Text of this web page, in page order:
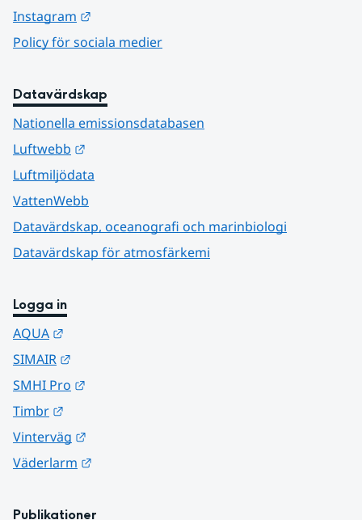
Instagram
Policy för sociala medier
Datavärdskap
Nationella emissionsdatabasen
Luftwebb
Luftmiljödata
VattenWebb
Datavärdskap, oceanografi och marinbiologi
Datavärdskap för atmosfärkemi
Logga in
AQUA
SIMAIR
SMHI Pro
Timbr
Vinterväg
Väderlarm
Publikationer